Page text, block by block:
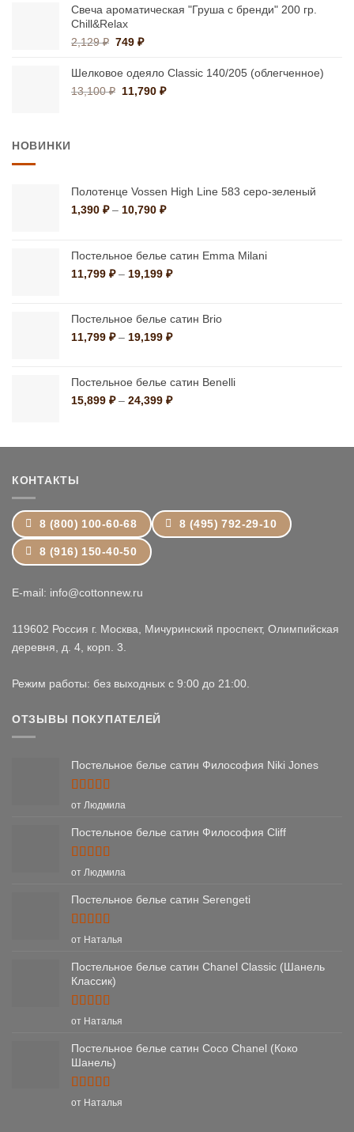
составляла
59,900 ₽.
42,900 ₽.
Свеча ароматическая "Груша с бренди" 200 гр.
Chill&Relax
2,129₽ Первоначальная
составляла
2,129 ₽.
749₽Текущая
749 ₽.
Шелковое одеяло Classic 140/205 (облегченное)
13,100₽ Первоначальная
11,790₽Текущая
НОВИНКИ
Полотенце Vossen High Line 583 серо-зеленый
1,390 ₽ – 10,790 ₽Диапазон
–
10,790 ₽
Постельное белье сатин Emma Milani
11,799 ₽ – 19,199 ₽Диапазон
–
19,199 ₽
Постельное белье сатин Brio
11,799 ₽ – 19,199 ₽Диапазон
–
19,199 ₽
Постельное белье сатин Benelli
15,899 ₽ – 24,399 ₽Диапазон
–
КОНТАКТЫ
8 (800) 100-60-68 8 (495) 792-29-10
8 (916) 150-40-50
E-mail: info@cottonnew.ru
119602 Россия г. Москва, Мичуринский проспект, Олимпийская
деревня, д. 4, корп. 3.
Режим работы: без выходных с 9:00 до 21:00.
ОТЗЫВЫ ПОКУПАТЕЛЕЙ
Постельное белье сатин Философия Niki Jones
Оценка5
от Людмила
Постельное белье сатин Философия Cliff
Оценка5
от Людмила
Постельное белье сатин Serengeti
Оценка5
от Наталья
Постельное белье сатин Chanel Classic (Шанель
Классик)
Оценка5
от Наталья
Постельное белье сатин Coco Chanel (Коко
Шанель)
Оценка5
от Наталья